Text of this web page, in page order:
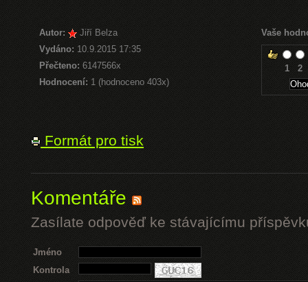
Autor:
Jiří Belza
Vydáno: 10.9.2015 17:35
Přečteno:6147566x
Hodnocení: 1 (hodnoceno 403x)
Vaše
1 2
Formát pro tisk
Komentáře
Zasílate odpověď ke stávajícímu
Jméno
Kontrola